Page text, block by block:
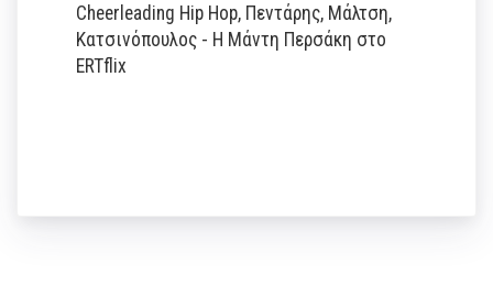
Cheerleading Hip Hop, Πεντάρης, Μάλτση,
Κατσινόπουλος - Η Μάντη Περσάκη στο
ERTflix